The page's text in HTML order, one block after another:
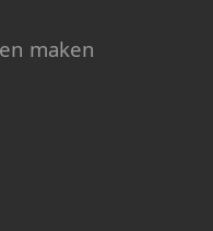
maken